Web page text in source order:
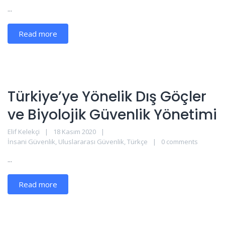
...
Read more
Türkiye’ye Yönelik Dış Göçler
ve Biyolojik Güvenlik Yönetimi
Elif Kelekçi
18 Kasım 2020
İnsani Güvenlik, Uluslararası Güvenlik, Türkçe 0 comments
...
Read more